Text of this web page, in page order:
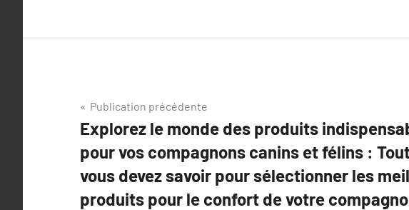
Navigation
de
l’article
Publication précédente
Explorez le monde des produits
pour vos compagnons canins et félins :
vous devez savoir pour sélectionner les
produits pour le confort de votre